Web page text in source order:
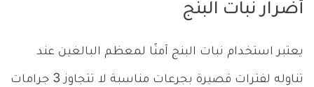
أضرار نبات البنج
يعتبر استخدام نبات البنج آمنًا لمعظم البالغين عند
تناوله لفترات قصيرة بجرعات مناسبة لا تتجاوز 3 جرامات